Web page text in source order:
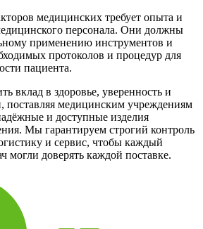
медицинских требует опыта и
персонала. Они должны
применению инструментов и
протоколов и процедур для
пациента.
вклад в здоровье, уверенность и
поставляя медицинским учреждениям
и доступные изделия
Мы гарантируем строгий контроль
и сервис, чтобы каждый
могли доверять каждой поставке.